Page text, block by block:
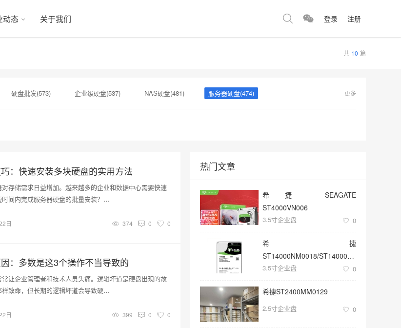
动态 关于我们 登录 注册
共 10 篇
硬盘批发(573) 企业级硬盘(537) NAS硬盘(481) 服务器硬盘(474) 更多
：快速安装多块硬盘的实用方法
存储需求日益增加。越来越多的企业和数据中心需要快速
间内完成服务器硬盘的批量安装？…
日 374 0 0
：多数是这3个操作不当导致的
让企业管理者和技术人员头痛。逻辑坏道是硬盘出现的故
致命，但长期的逻辑坏道会导致硬…
日 399 0 0
热门文章
希捷 SEAGATE
ST4000VN006
3.5寸企业盘 0
希捷
ST14000NM0018/ST14000NM001G
3.5寸SATA 14TB硬盘
3.5寸企业盘 0
希捷ST2400MM0129
2.5寸企业盘 0